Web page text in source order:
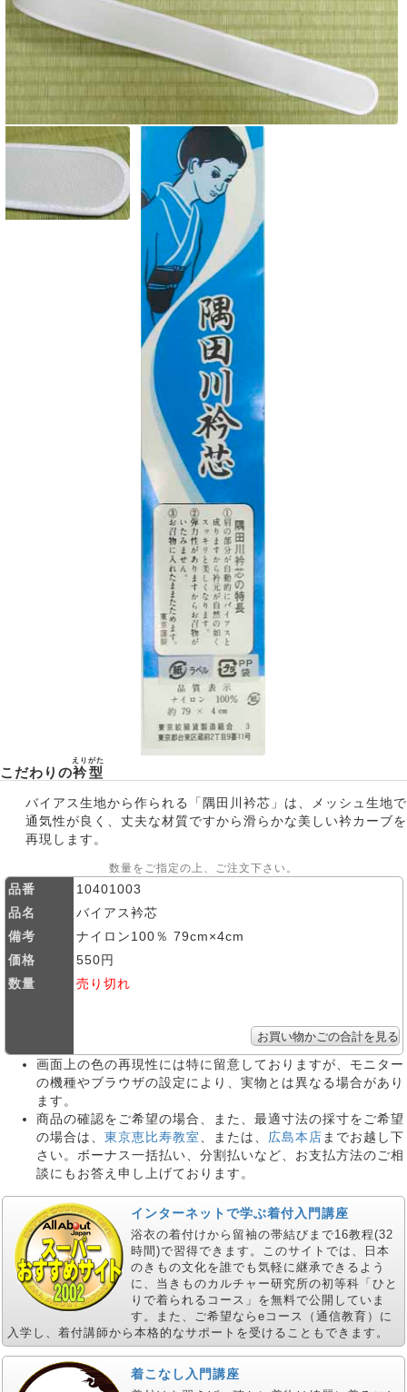
こだわりの衿型
えりがた
バイアス生地から作られる「隅田川衿芯」は、メッシュ生地で
通気性が良く、丈夫な材質ですから滑らかな美しい衿カーブを
再現します。
数量をご指定の上、ご注文下さい。
品番
10401003
品名
バイアス衿芯
備考
ナイロン100％ 79cm×4cm
価格
550円
数量
売り切れ
画面上の色の再現性には特に留意しておりますが、モニター
の機種やブラウザの設定により、実物とは異なる場合があり
ます。
商品の確認をご希望の場合、また、最適寸法の採寸をご希望
の場合は、 東京恵比寿教室 、または、 広島本店 までお越し下
さい。ボーナス一括払い、分割払いなど、お支払方法のご相
談にもお答え申し上げております。
インターネットで学ぶ着付入門講座
浴衣の着付けから留袖の帯結びまで16教程(32
時間)で習得できます。このサイトでは、日本
のきもの文化を誰でも気軽に継承できるよう
に、当きものカルチャー研究所の初等科「ひと
りで着られるコース」を無料で公開していま
す。また、ご希望ならeコース（通信教育）に
入学し、着付講師から本格的なサポートを受けることもできます。
着こなし入門講座